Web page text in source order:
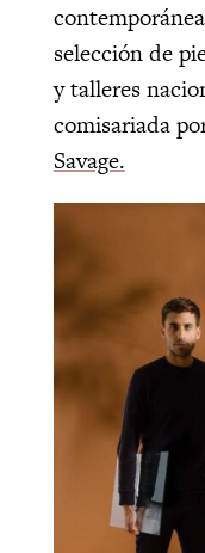
selección de
y talleres
comisariada
Savage.